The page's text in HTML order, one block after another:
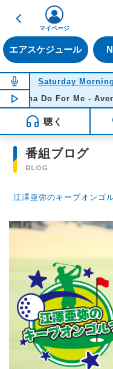
戻る
エアスケジュール
マイページ
NOW ON AIR
Saturday Morning
NOW PLAYING
Do For Me -
聴く
番組ブログ
BLOG
江澤亜弥のキープオンゴ